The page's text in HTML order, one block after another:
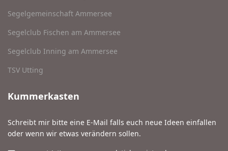
Segelgemeinschaft Ammersee
Segelclub Fischen am Ammersee
Segelclub Inning am Ammersee
TSV Utting
Kummerkasten
Schreibt mir bitte eine E-Mail falls euch neue Ideen einfallen
oder wenn wir etwas verändern sollen.